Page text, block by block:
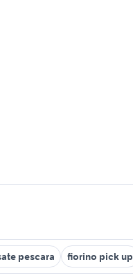
pescara fiorino pick up